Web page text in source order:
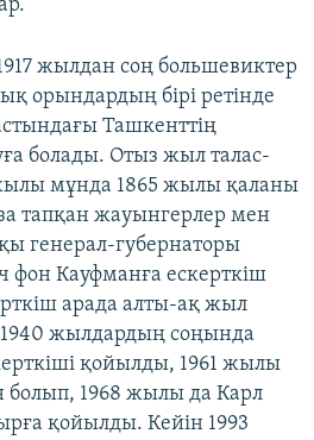
жылдан соң большевиктер
орындардың бірі ретінде
Ташкенттің
болады. Отыз жыл талас-
мұнда 1865 жылы қаланы
тапқан жауынгерлер мен
генерал-губернаторы
фон Кауфманға ескерткіш
арада алты-ақ жыл
жылдардың соңында
қойылды, 1961 жылы
1968 жылы да Карл
қойылды. Кейін 1993